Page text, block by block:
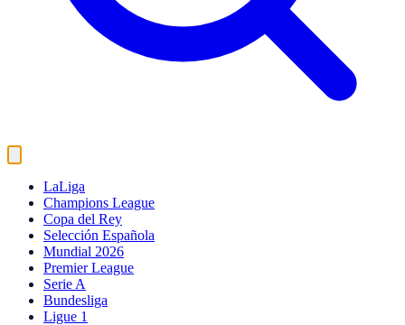
LaLiga
Champions League
Copa del Rey
Selección Española
Mundial 2026
Premier League
Serie A
Bundesliga
Ligue 1